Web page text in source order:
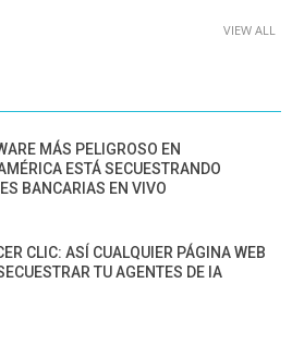
VIEW ALL
MÁS PELIGROSO EN
ESTÁ SECUESTRANDO
BANCARIAS EN VIVO
CLIC: ASÍ CUALQUIER PÁGINA WEB
TU AGENTES DE IA